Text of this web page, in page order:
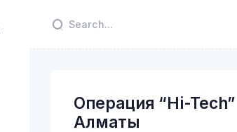
Операция “Hi-
Алматы